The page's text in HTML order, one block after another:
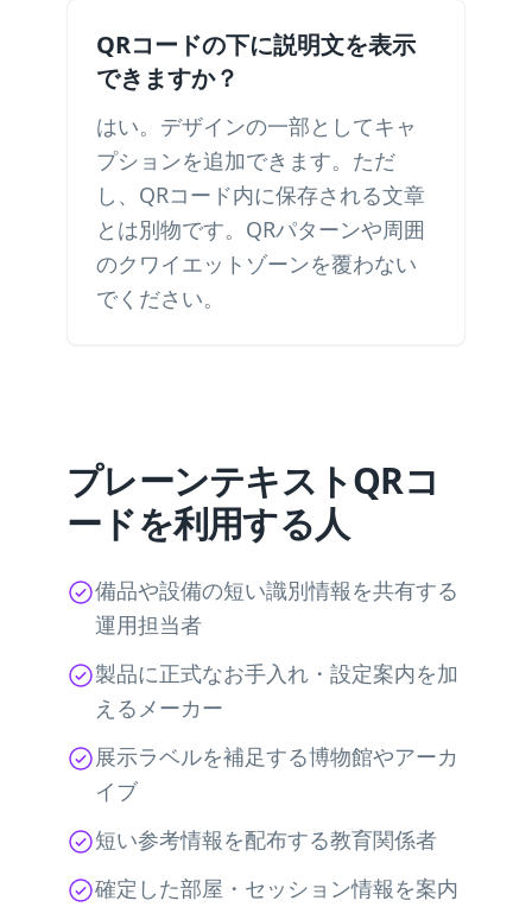
QRコードの下に説明文を表示
できますか？
はい。デザインの一部としてキャ
プションを追加できます。ただ
し、QRコード内に保存される文章
とは別物です。QRパターンや周囲
のクワイエットゾーンを覆わない
でください。
プレーンテキストQRコ
ードを利用する人
備品や設備の短い識別情報を共有する
運用担当者
製品に正式なお手入れ・設定案内を加
えるメーカー
展示ラベルを補足する博物館やアーカ
イブ
短い参考情報を配布する教育関係者
確定した部屋・セッション情報を案内